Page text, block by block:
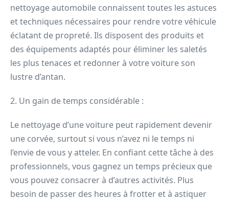
nettoyage automobile connaissent toutes les astuces
et techniques nécessaires pour rendre votre véhicule
éclatant de propreté. Ils disposent des produits et
des équipements adaptés pour éliminer les saletés
les plus tenaces et redonner à votre voiture son
lustre d’antan.
2. Un gain de temps considérable :
Le nettoyage d’une voiture peut rapidement devenir
une corvée, surtout si vous n’avez ni le temps ni
l’envie de vous y atteler. En confiant cette tâche à des
professionnels, vous gagnez un temps précieux que
vous pouvez consacrer à d’autres activités. Plus
besoin de passer des heures à frotter et à astiquer